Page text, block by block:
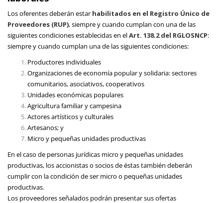
Los oferentes deberán estar habilitados en el Registro Único de
Proveedores (RUP), siempre y cuando cumplan con una de las
siguientes condiciones establecidas en elArt. 138.2 del RGLOSNCP:
siempre y cuando cumplan una de las siguientes condiciones:
Productores individuales
Organizaciones de economía popular y solidaria: sectores
comunitarios, asociativos, cooperativos
Unidades económicas populares
Agricultura familiar y campesina
Actores artísticos y culturales
Artesanos; y
Micro y pequeñas unidades productivas
En el caso de personas jurídicas micro y pequeñas unidades
productivas, los accionistas o socios de éstas también deberán
cumplir con la condición de ser micro o pequeñas unidades
productivas.
Los proveedores señalados podrán presentar sus ofertas